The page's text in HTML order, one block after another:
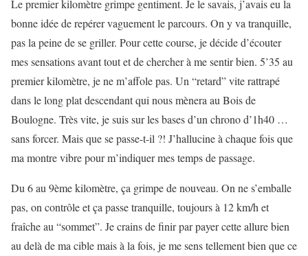
Le premier kilomètre grimpe gentiment. Je le savais, j’avais eu la
bonne idée de repérer vaguement le parcours. On y va tranquille,
pas la peine de se griller. Pour cette course, je décide d’écouter
mes sensations avant tout et de chercher à me sentir bien. 5’35 au
premier kilomètre, je ne m’affole pas. Un “retard” vite rattrapé
dans le long plat descendant qui nous mènera au Bois de
Boulogne. Très vite, je suis sur les bases d’un chrono d’1h40 …
sans forcer. Mais que se passe-t-il ?! J’hallucine à chaque fois que
ma montre vibre pour m’indiquer mes temps de passage.
Du 6 au 9ème kilomètre, ça grimpe de nouveau. On ne s’emballe
pas, on contrôle et ça passe tranquille, toujours à 12 km/h et
fraîche au “sommet”. Je crains de finir par payer cette allure bien
au delà de ma cible mais à la fois, je me sens tellement bien que ce